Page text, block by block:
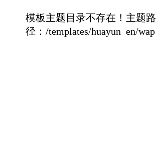
模板主题目录不存在！主题路
径：/templates/huayun_en/wap